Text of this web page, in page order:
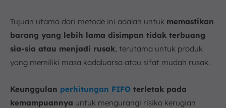
Tujuan utama dari metode ini adalah untuk memastikan
barang yang lebih lama disimpan tidak terbuang
sia-sia atau menjadi rusak, terutama untuk produk
yang memiliki masa kadaluarsa atau sifat mudah rusak.
Keunggulan perhitungan FIFO terletak pada
kemampuannya untuk mengurangi risiko kerugian